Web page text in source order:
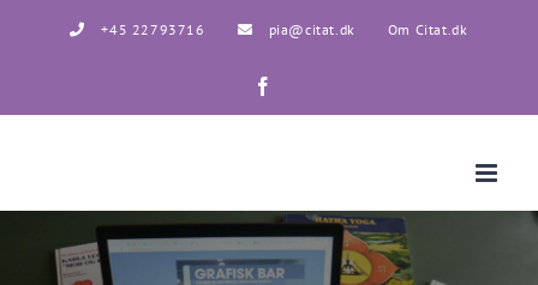
+45 22793716 pia@citat.dk Om Citat.dk